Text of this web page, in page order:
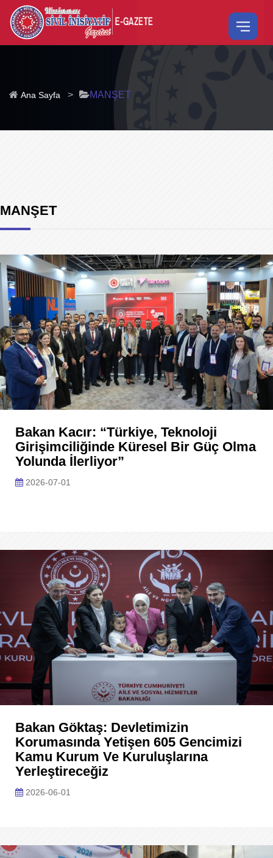
Ana Sayfa > MANŞET
MANŞET
Bakan Kacır: “Türkiye, Teknoloji
Girişimciliğinde Küresel Bir Güç Olma
Yolunda İlerliyor”
2026-07-01
Bakan Göktaş: Devletimizin
Korumasında Yetişen 605 Gencimizi
Kamu Kurum Ve Kuruluşlarına
Yerleştireceğiz
2026-06-01